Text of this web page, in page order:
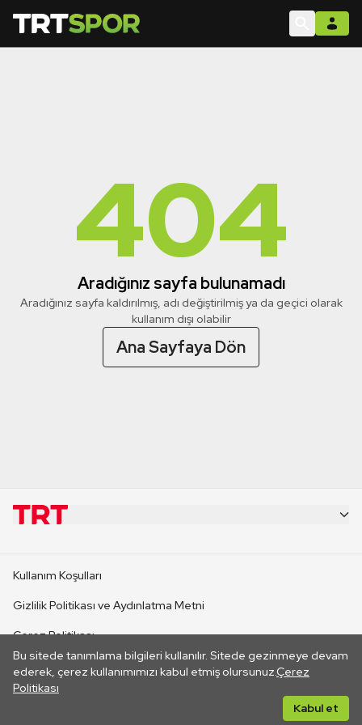
404
Aradığınız sayfa bulunamadı
Aradığınız sayfa kaldırılmış, adı değiştirilmiş ya da geçici olarak
kullanım dışı olabilir
Ana Sayfaya Dön
Bu sitede tanımlama bilgileri kullanılır. Sitede gezinmeye devam
ederek, çerez kullanımımızı kabul etmiş olursunuz.Çerez
Politikası
Kabul et
CANLI YAYINLAR
Kullanım Koşulları
Gizlilik Politikası ve Aydınlatma Metni
Çerez Politikası
İletişim
Her hakkı saklıdır. ©2026 TRT. Bağlantı yoluyla gidilen dış